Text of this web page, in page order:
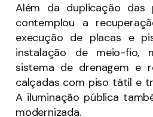
Além da duplicação das
contemplou a
execução de placas e
instalação de meio-fio,
sistema de drenagem e
calçadas com piso tátil e
A iluminação pública
modernizada.